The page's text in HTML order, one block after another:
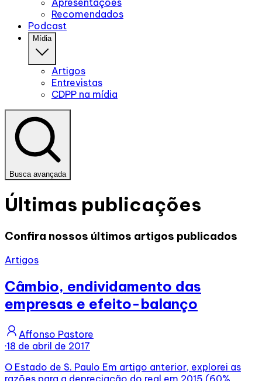
Apresentações
Recomendados
Podcast
Mídia
Artigos
Entrevistas
CDPP na mídia
Busca avançada
Últimas publicações
Confira nossos últimos artigos publicados
Artigos
Câmbio, endividamento das
empresas e efeito-balanço
Affonso Pastore
·18 de abril de 2017
O Estado de S. Paulo Em artigo anterior, explorei as